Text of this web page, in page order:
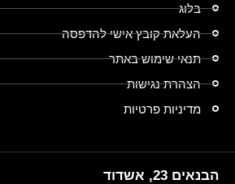
בלוג
העלאת קובץ אישי להדפסה
תנאי שימוש באתר
הצהרת נגישות
מדיניות פרטיות
הבנאים 23, אשדוד